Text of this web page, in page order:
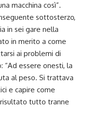
macchina così”.
sottosterzo,
in sei gare nella
in merito a come
ai problemi di
“Ad essere onesti, la
al peso. Si trattava
e capire come
tutto tranne